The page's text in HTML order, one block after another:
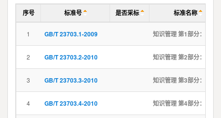
序号 标准号 是否采标 标准名称
1 GB/T 23703.1-2009 知识管理 第1部分：框架
2 GB/T 23703.2-2010 知识管理 第2部分：术语
3 GB/T 23703.3-2010
4 GB/T 23703.4-2010